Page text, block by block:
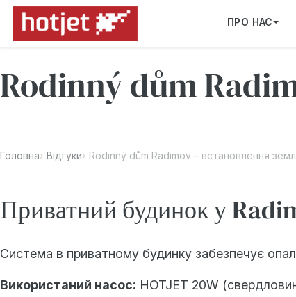
ПРО НАС
Rodinný dům
Головна Відгуки Rodinný dům Radimov – встановлення
Приватний будинок у
Система в приватному будинку забезпечує
Використаний насос: HOTJET 20W